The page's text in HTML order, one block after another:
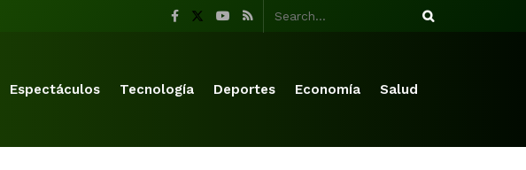
Espectáculos Tecnología Deportes Economía Salud